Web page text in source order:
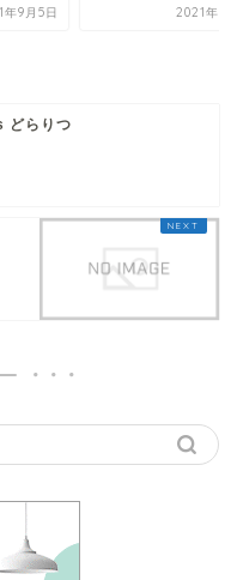
年9月5日 2021年9
どらりつ